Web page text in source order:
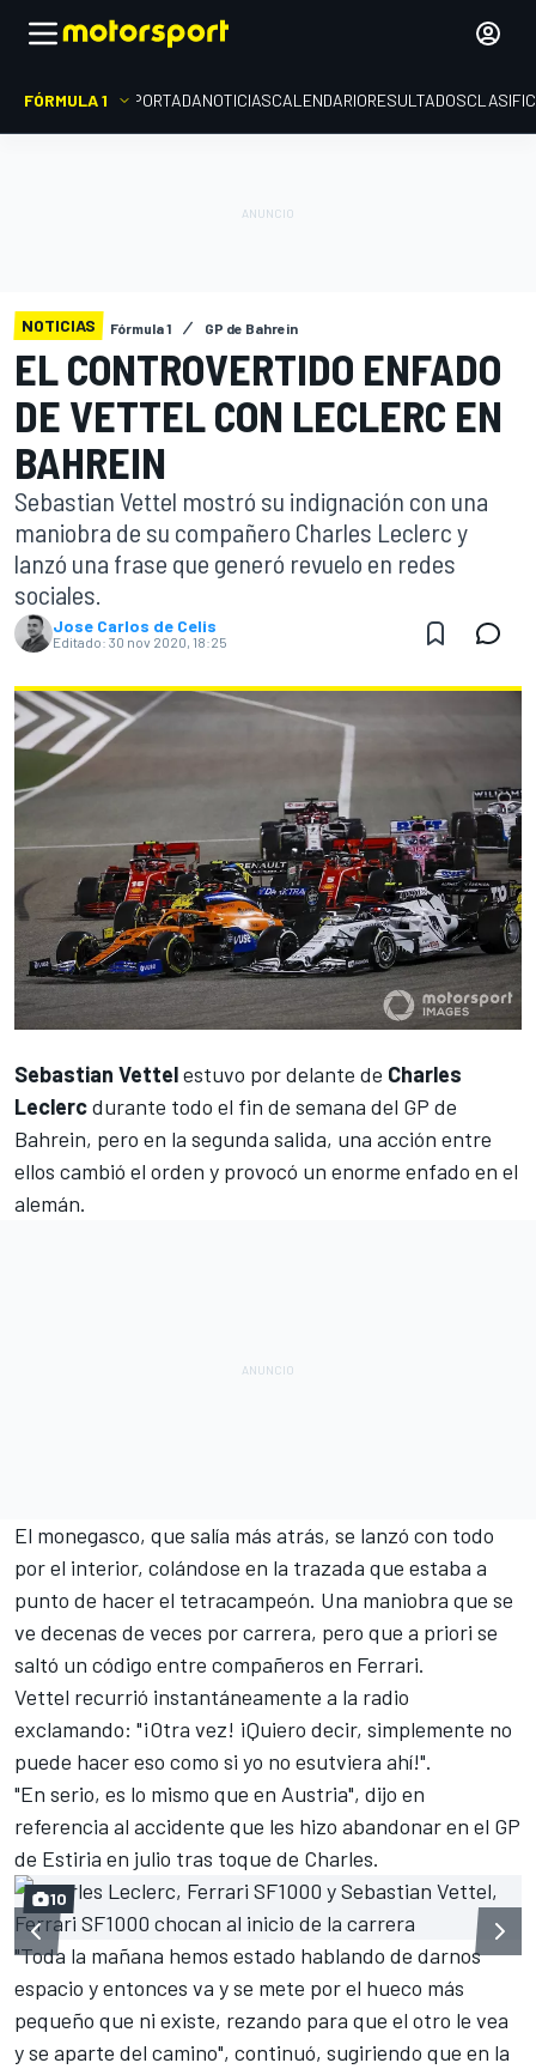
FÓRMULA 1 PORTADANOTICIASCALENDARIORESULTADOS
NOTICIAS Fórmula 1 GP de Bahrein
EL CONTROVERTIDO ENFADO
DE VETTEL CON LECLERC EN
BAHREIN
Sebastian Vettel mostró su indignación con una
maniobra de su compañero Charles Leclerc y
lanzó una frase que generó revuelo en redes
sociales.
Jose Carlos de Celis
Editado: 30 nov 2020, 18:25
Sebastian Vettelestuvo por delante de Charles
Leclercdurante todo el fin de semana del GP de
Bahrein, pero en la segunda salida, una acción entre
ellos cambió el orden y provocó un enorme enfado en el
alemán.
El monegasco, que salía más atrás, se lanzó con todo
por el interior, colándose en la trazada que estaba a
punto de hacer el tetracampeón. Una maniobra que se
ve decenas de veces por carrera, pero que a priori se
saltó un código entre compañeros en Ferrari.
Vettel recurrió instantáneamente a la radio
exclamando: "¡Otra vez! ¡Quiero decir, simplemente no
puede hacer eso como si yo no esutviera ahí!".
"En serio, es lo mismo que en Austria", dijo en
referencia al accidente que les hizo abandonar en el GP
de Estiria en julio tras toque de Charles.
10
"Toda la mañana hemos estado hablando de darnos
espacio y entonces va y se mete por el hueco más
pequeño que ni existe, rezando para que el otro le vea
y se aparte del camino", continuó, sugiriendo que en la